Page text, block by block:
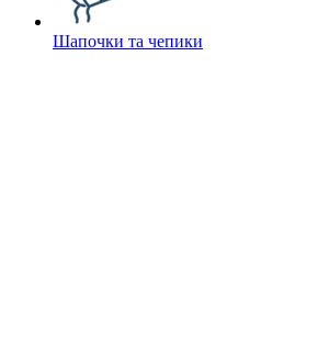
Шапочки та чепики